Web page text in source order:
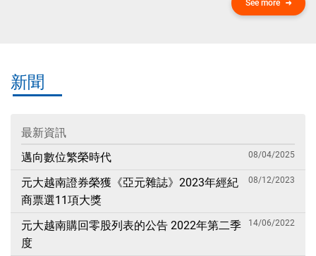
See more
新聞
最新資訊
邁向數位繁榮時代
08/04/2025
元大越南證券榮獲《亞元雜誌》2023年經紀
商票選11項大獎
08/12/2023
元大越南購回零股列表的公告 2022年第二季
度
14/06/2022